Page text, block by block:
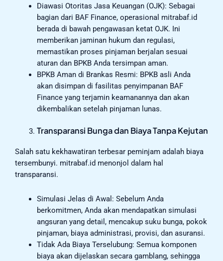
Diawasi Otoritas Jasa Keuangan (OJK): Sebagai
bagian dari BAF Finance, operasional mitrabaf.id
berada di bawah pengawasan ketat OJK. Ini
memberikan jaminan hukum dan regulasi,
memastikan proses pinjaman berjalan sesuai
aturan dan BPKB Anda tersimpan aman.
BPKB Aman di Brankas Resmi: BPKB asli Anda
akan disimpan di fasilitas penyimpanan BAF
Finance yang terjamin keamanannya dan akan
dikembalikan setelah pinjaman lunas.
Transparansi Bunga dan Biaya Tanpa Kejutan
Salah satu kekhawatiran terbesar peminjam adalah biaya
tersembunyi. mitrabaf.id menonjol dalam hal
transparansi.
Simulasi Jelas di Awal: Sebelum Anda
berkomitmen, Anda akan mendapatkan simulasi
angsuran yang detail, mencakup suku bunga, pokok
pinjaman, biaya administrasi, provisi, dan asuransi.
Tidak Ada Biaya Terselubung: Semua komponen
biaya akan dijelaskan secara gamblang, sehingga